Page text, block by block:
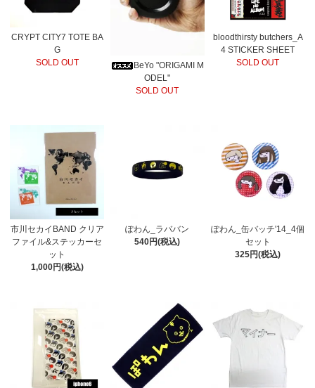
CRYPT CITY7 TOTE BA
G
SOLD OUT
BeYo "ORIGAMI M
ODEL"
SOLD OUT
bloodthirsty butchers_A
4 STICKER SHEET
SOLD OUT
市川セカイBAND クリア
ファイル&ステッカーセ
ット
1,000円(税込)
ぽわん_ラババン
540円(税込)
ぽわん_缶バッチ'14_4個
セット
325円(税込)